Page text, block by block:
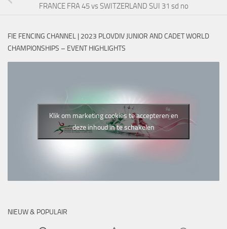
FRANCE FRA 45 vs SWITZERLAND SUI 31 sd no
FIE FENCING CHANNEL | 2023 PLOVDIV JUNIOR AND CADET WORLD
CHAMPIONSHIPS – EVENT HIGHLIGHTS
Klik om marketing cookies te accepteren en
deze inhoud in te schakelen
NIEUW & POPULAIR